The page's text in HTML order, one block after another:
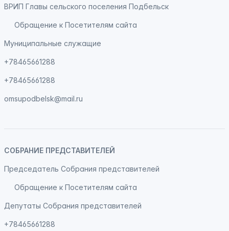
ВРИП Главы сельского поселения Подбельск
Обращение к Посетителям сайта
Муниципальные служащие
+78465661288
+78465661288
omsupodbelsk@mail.ru
СОБРАНИЕ ПРЕДСТАВИТЕЛЕЙ
Председатель Собрания представителей
Обращение к Посетителям сайта
Депутаты Собрания представителей
+78465661288